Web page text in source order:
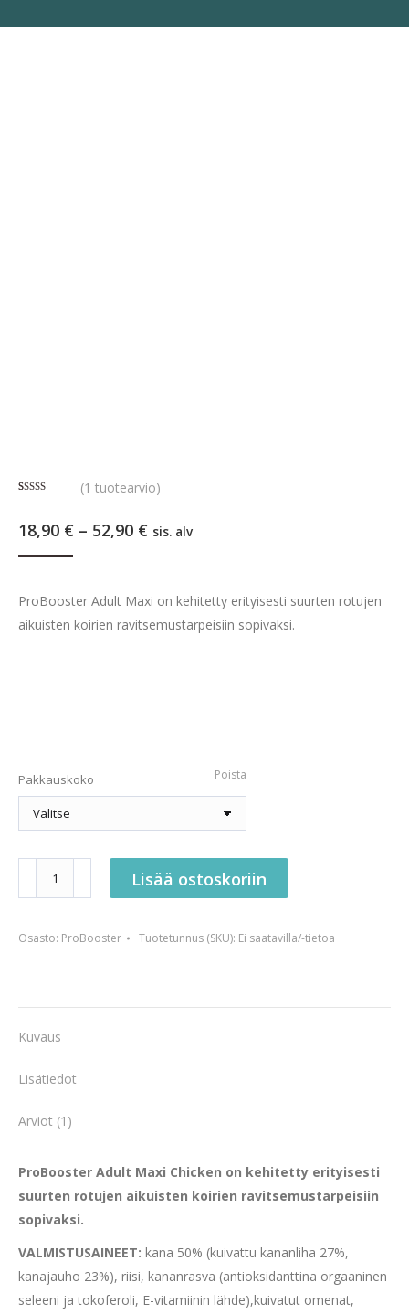
18,90 € – 52,90 €Hintaluokka:
52,90 €
sis. alv
perustuen
asiakkaan
(1 tuotearvio)
ProBooster Adult Maxi on kehitetty erityisesti suurten rotujen
aikuisten koirien ravitsemustarpeisiin sopivaksi.
Pakkauskoko Poista
Chicken
Lisää ostoskoriin
Osasto: ProBooster Tuotetunnus (SKU): Ei saatavilla/-tietoa
Kuvaus
Lisätiedot
Arviot (1)
ProBooster Adult Maxi Chicken on kehitetty erityisesti
suurten rotujen aikuisten koirien ravitsemustarpeisiin
sopivaksi.
VALMISTUSAINEET: kana 50% (kuivattu kananliha 27%,
kanajauho 23%), riisi, kananrasva (antioksidanttina orgaaninen
seleeni ja tokoferoli, E-vitamiinin lähde),kuivatut omenat,